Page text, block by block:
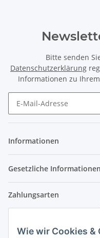
Wie wir Cookies &
Bitte senden
Datenschutzerklärung
Informationen zu
Informationen
Gesetzliche Informationen
Zahlungsarten